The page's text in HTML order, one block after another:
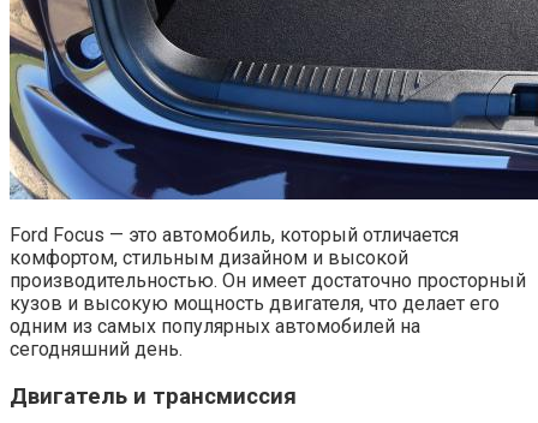
Ford Focus — это автомобиль, который отличается
комфортом, стильным дизайном и высокой
производительностью. Он имеет достаточно просторный
кузов и высокую мощность двигателя, что делает его
одним из самых популярных автомобилей на
сегодняшний день.
Двигатель и трансмиссия